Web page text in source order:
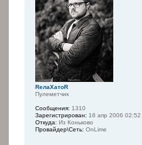
RелаXатоR
Пулеметчик
Сообщения: 1310
Зарегистрирован: 16 апр 2006 02:52
Откуда: Из Коньково
Провайдер\Сеть: OnLime